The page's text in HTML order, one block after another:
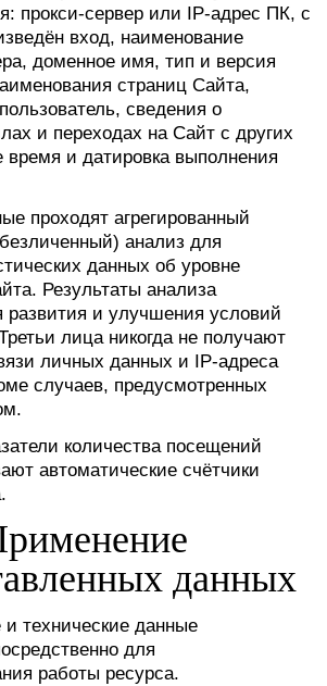
прокси-сервер или IP-адрес ПК, с
вход, наименование
доменное имя, тип и версия
страниц Сайта,
сведения о
и переходах на Сайт с других
время и датировка выполнения
проходят агрегированный
анализ для
данных об уровне
Результаты анализа
развития и улучшения условий
лица никогда не получают
личных данных и IP-адреса
случаев, предусмотренных
количества посещений
автоматические счётчики
данных
и технические данные
для
работы ресурса.